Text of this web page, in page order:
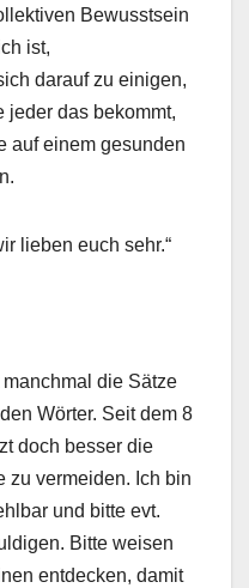
Bewusstsein
ist,
darauf zu einigen,
jeder das bekommt,
auf einem gesunden
lieben euch sehr.“
die Sätze
Wörter. Seit dem 8
doch besser die
zu vermeiden. Ich bin
und bitte evt.
Bitte weisen
entdecken, damit